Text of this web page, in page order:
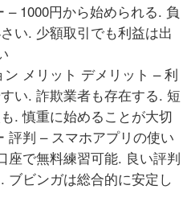
– 1000円から始められる. 負
い. 少額取引でも利益は出
メリット デメリット – 利
い. 詐欺業者も存在する. 短
. 慎重に始めることが大切
評判 – スマホアプリの使い
座で無料練習可能. 良い評判
ブビンガは総合的に安定し